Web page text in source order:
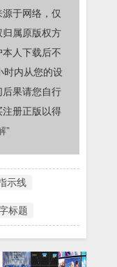
于网络，仅
属原版权方
人下载后不
时内从您的设
果请您自行
册正版以得
”
示线
标题